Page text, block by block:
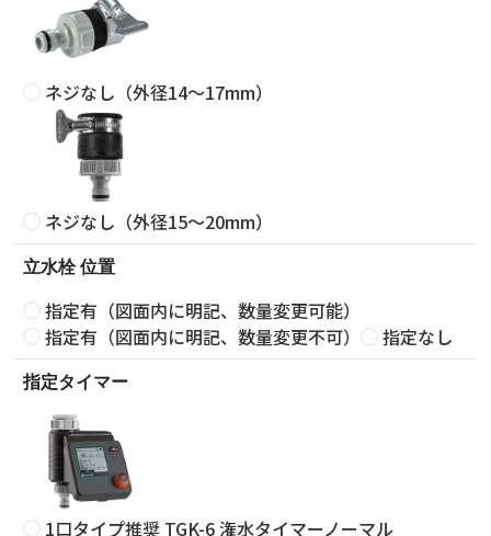
ネジなし（外径14〜17mm）
ネジなし（外径15〜20mm）
立水栓 位置
指定有（図面内に明記、数量変更可能）
指定有（図面内に明記、数量変更不可）
指定なし
指定タイマー
1口タイプ推奨 TGK-6 潅水タイマーノーマル